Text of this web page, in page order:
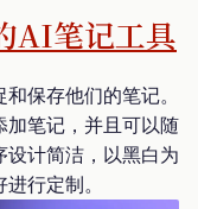
AI笔记工具
保存他们的笔记。
加笔记，并且可以随
计简洁，以黑白为
行定制。